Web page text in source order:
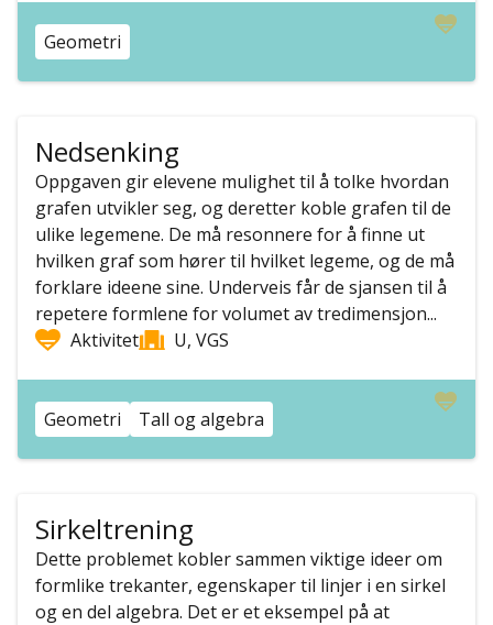
Geometri
Nedsenking
Oppgaven gir elevene mulighet til å tolke hvordan
grafen utvikler seg, og deretter koble grafen til de
ulike legemene. De må resonnere for å finne ut
hvilken graf som hører til hvilket legeme, og de må
forklare ideene sine. Underveis får de sjansen til å
repetere formlene for volumet av tredimensjon...
Aktivitet
U, VGS
Geometri Tall og algebra
Sirkeltrening
Dette problemet kobler sammen viktige ideer om
formlike trekanter, egenskaper til linjer i en sirkel
og en del algebra. Det er et eksempel på at